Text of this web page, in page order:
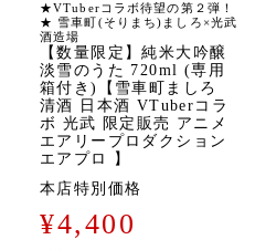
★VTuberコラボ待望の第２弾！
★ 雪車町(そりまち)ましろ×光武
酒造場
【数量限定】純米大吟醸
淡雪のうた 720ml (専用
箱付き)【雪車町ましろ
清酒 日本酒 VTuberコラ
ボ 光武 限定販売 アニメ
エアリープロダクション
エアプロ 】
本店特別価格
¥4,400